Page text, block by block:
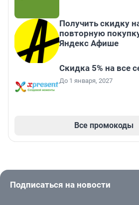
Получить скидку
повторную
Яндекс Афише
Скидка 5% на все
До 1 января, 2027
Все промокоды
Подписаться на новости